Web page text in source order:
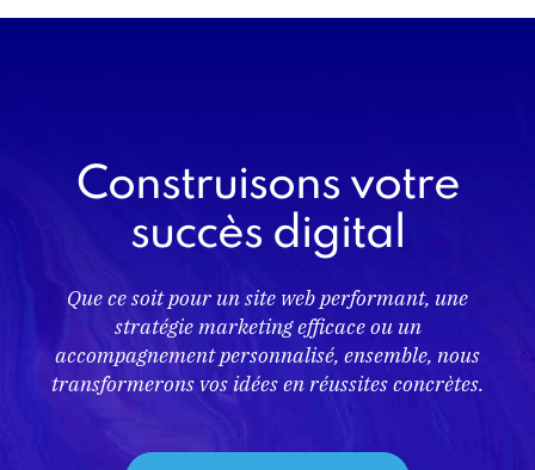
Construisons votre
succès digital
Que ce soit pour un site web performant, une
stratégie marketing efficace ou un
accompagnement personnalisé, ensemble, nous
transformerons vos idées en réussites concrètes.